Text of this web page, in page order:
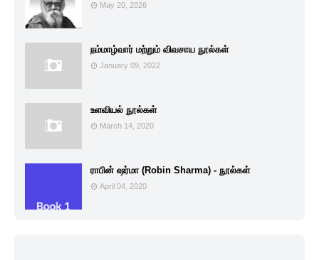
May 20, 2026
நம்மாழ்வார் மற்றும் விவசாய நூல்கள்
January 09, 2022
உளவியல் நூல்கள்
March 14, 2020
ராபின் ஷர்மா (Robin Sharma) - நூல்கள்
April 04, 2020